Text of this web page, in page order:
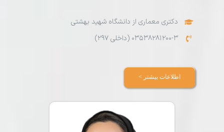
دکتری معماری از دانشگاه شهید بهشتی
۰۳۵۳۸۲۸۱۲۰۰-۳ (داخلی ۲۹۷)
اطلاعات بیشتر >